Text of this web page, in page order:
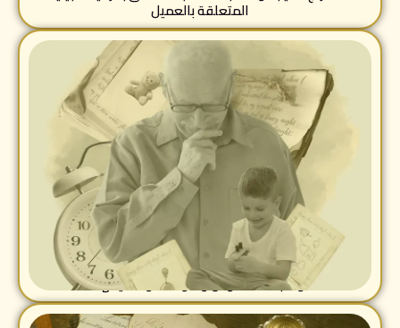
الملكيات والطابو
استخراج ما يخص الانساب والمشجرات وملكيات الأراضي
وسجلات النفوس والأوقاف وملكياتها